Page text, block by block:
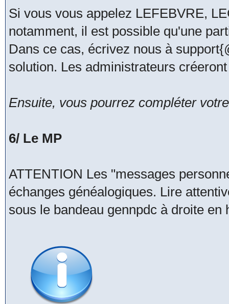
Si vous vous appelez LEFEBVRE,
notamment, il est possible qu'une
Dans ce cas, écrivez nous à
solution. Les administrateurs
Ensuite, vous pourrez compléter
6/ Le MP
ATTENTION Les "messages
échanges généalogiques. Lire
sous le bandeau gennpdc à droite en